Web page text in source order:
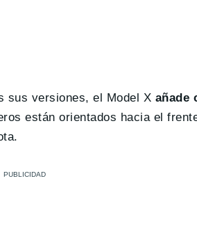
sus versiones, el Model X añade
están orientados hacia el